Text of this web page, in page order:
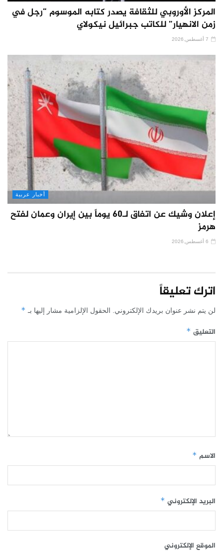
المركز الأوروبي للثقافة يصدر كتابه الموسوم “رجل في
زمن الانهيار” للكاتب جبرائيل نيكولاي
أخبار عربية
إعلان وشيك عن اتفاق لـ60 يوماً بين إيران وعمان لفتح
هرمز
اترك تعليقاً
لن يتم نشر عنوان بريدك الإلكتروني. الحقول الإلزامية مشار إليها بـ *
التعليق *
الاسم *
البريد الإلكتروني *
الموقع الإلكتروني